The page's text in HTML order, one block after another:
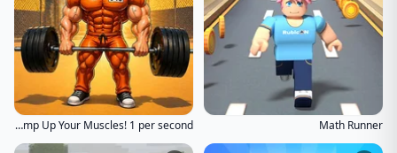
Math Runner
Obby: Pump Up Your Muscles! 1 per second